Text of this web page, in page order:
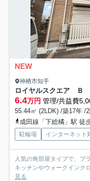
NEW
神栖市知手
ロイヤルスクエア Ｂ
6.4万円 管理/共益費
55.44㎡ (2LDK) /築17年 /
成田線「下総橘」駅 徒
駐輪場 インターネット
人気の角部屋タイプで、プ
キッチンやウォークインク
見る